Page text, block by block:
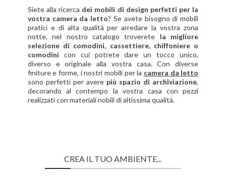
Siete alla ricerca dei mobili di design perfetti per la
vostra camera da letto? Se avete bisogno di mobili
pratici e di alta qualità per arredare la vostra zona
notte, nel nostro catalogo troverete la migliore
selezione di comodini, cassettiere, chiffoniere o
comodini con cui potrete dare un tocco unico,
diverso e originale alla vostra casa. Con diverse
finiture e forme, i nostri mobili per la camera da letto
sono perfetti per avere più spazio di archiviazione,
decorando al contempo la vostra casa con pezzi
realizzati con materiali nobili di altissima qualità.
CREA IL TUO AMBIENTE...